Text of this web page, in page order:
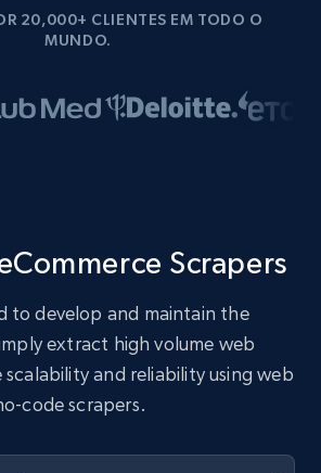
20,000+ CLIENTES EM TODO O
MUNDO.
Scrapers
to develop and maintain the
extract high volume web
scalability and reliability using web
code scrapers.